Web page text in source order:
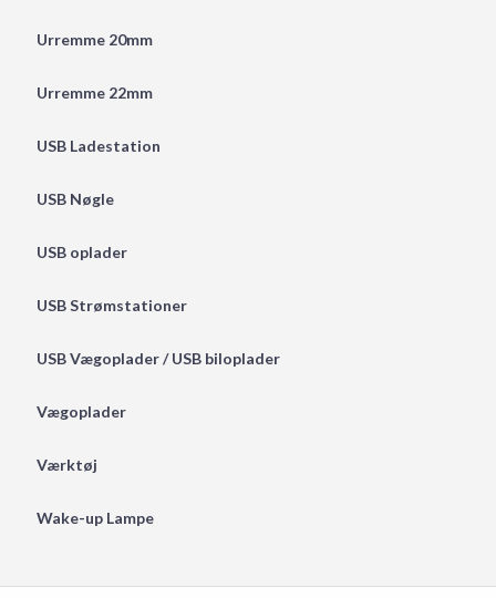
Urremme 20mm
Urremme 22mm
USB Ladestation
USB Nøgle
USB oplader
USB Strømstationer
USB Vægoplader / USB biloplader
Vægoplader
Værktøj
Wake-up Lampe